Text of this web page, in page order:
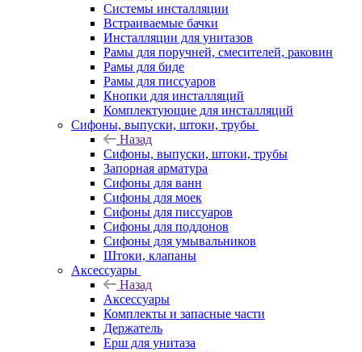
Системы инсталляции
Встраиваемые бачки
Инсталляции для унитазов
Рамы для поручней, смесителей, раковин
Рамы для биде
Рамы для писсуаров
Кнопки для инсталляций
Комплектующие для инсталляций
Сифоны, выпуски, штоки, трубы
Назад
Сифоны, выпуски, штоки, трубы
Запорная арматура
Сифоны для ванн
Сифоны для моек
Сифоны для писсуаров
Сифоны для поддонов
Сифоны для умывальников
Штоки, клапаны
Аксессуары
Назад
Аксессуары
Комплекты и запасные части
Держатель
Ерш для унитаза